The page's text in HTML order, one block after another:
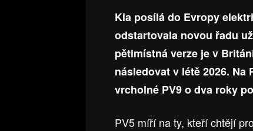
Kia posílá do Evropy
odstartovala novou řadu
pětimístná verze je v
následovat v létě 2026. Na
vrcholné PV9 o dva roky
PV5 míří na ty, kteří chtějí